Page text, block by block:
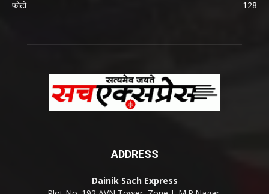
फोटो
128
ADDRESS
Dainik Sach Express